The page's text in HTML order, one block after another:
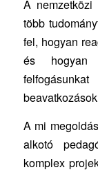
A nemzetközi
több
fel, hogyan
és hogyan
A mi
alkotó
komplex